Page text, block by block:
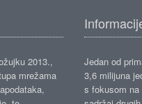
2013.,
mrežama
Jedan od
3,6 milijuna
s fokusom